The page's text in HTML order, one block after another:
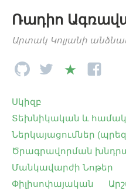
Ռադիո
Արտակ Կոլյանի
Սկիզբ
Տեխնիկական և
Ներկայացումներ
Ծրագրավորման
Մանկավարժի Նոթեր
Փիլիսոփայական